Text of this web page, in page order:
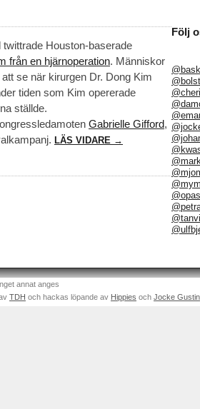
Houston-baserade
från en hjärnoperation. Människor
se när kirurgen Dr. Dong Kim
tiden som Kim opererade
ställde.
Gabrielle Gifford,
LÄS VIDARE →
Följ
annat anges
TDH och hackas löpande av Hippies och Jocke Gustin